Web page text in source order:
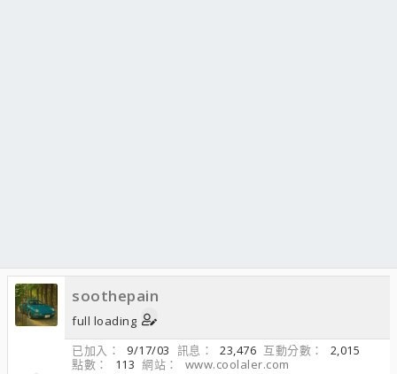
soothepain
full loading
已加入
9/17/03 訊息 23,476 互動分數
2,015
點數
113 網站
www.coolaler.com